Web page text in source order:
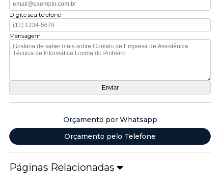
Digite seu telefone
Mensagem
Orçamento por Whatsapp
Orçamento pelo Telefone
Páginas Relacionadas